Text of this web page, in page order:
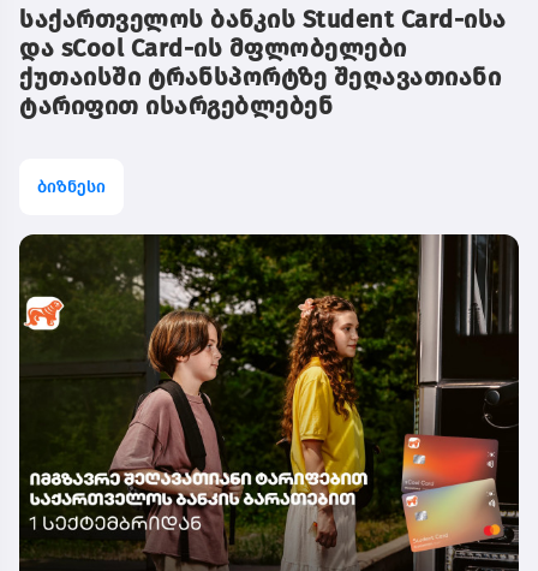
საქართველოს ბანკის Student Card-ისა
და sCool Card-ის მფლობელები
ქუთაისში ტრანსპორტზე შეღავათიანი
ტარიფით ისარგებლებენ
ბიზნესი